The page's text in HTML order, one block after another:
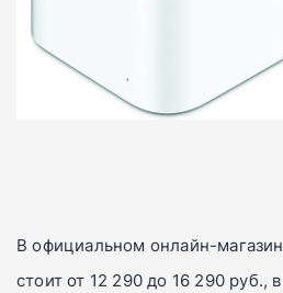
В официальном онлайн-
стоит от 12 290 до 16 290 руб.,